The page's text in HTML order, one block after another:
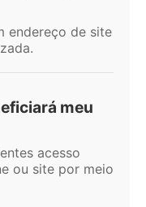
endereço de site
meu
acesso
ou site por meio